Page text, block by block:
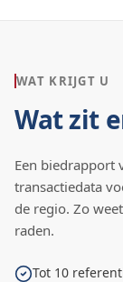
WAT KRIJGT U
Wat zit
Een biedrapport
transactiedata
de regio. Zo
raden.
Tot 10